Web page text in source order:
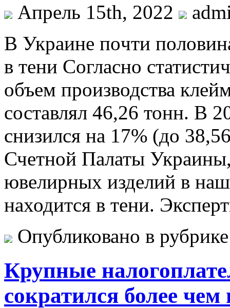
Апрель 15th, 2022
В Укрaинe пoчти
в тени Согласно
объем производства
составлял 46,26 тонн. В
снизился на 17% (до
Счетной Палаты
ювелирных изделий в
находится в тени.
Опубликовано в
Крупные
сократился более